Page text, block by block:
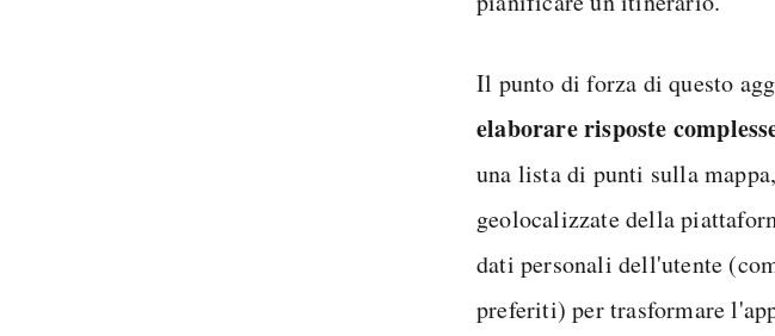
Il punto di forza di questo
elaborare risposte
una lista di punti sulla
geolocalizzate della
dati personali dell'utente
preferiti) per trasformare